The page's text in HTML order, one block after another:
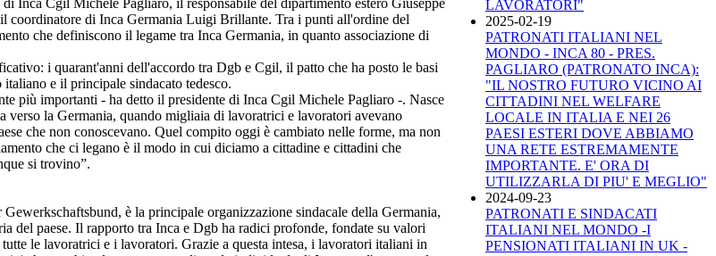
coordinatore di Inca Germania Luigi Brillante. Tra i punti all'ordine del
che definiscono il legame tra Inca Germania, in quanto associazione di
i quarant'anni dell'accordo tra Dgb e Cgil, il patto che ha posto le basi
e il principale sindacato tedesco.
più importanti - ha detto il presidente di Inca Cgil Michele Pagliaro -. Nasce
verso la Germania, quando migliaia di lavoratrici e lavoratori avevano
che non conoscevano. Quel compito oggi è cambiato nelle forme, ma non
che ci legano è il modo in cui diciamo a cittadine e cittadini che
si trovino”.
è la principale organizzazione sindacale della Germania,
del paese. Il rapporto tra Inca e Dgb ha radici profonde, fondate su valori
le lavoratrici e i lavoratori. Grazie a questa intesa, i lavoratori italiani in
LAVORATORI"
2025-02-19
PATRONATI ITALIANI NEL
MONDO - INCA 80 - PRES.
PAGLIARO (PATRONATO INCA):
"IL NOSTRO FUTURO VICINO AI
CITTADINI NEL WELFARE
LOCALE IN ITALIA E NEI 26
PAESI ESTERI DOVE ABBIAMO
UNA RETE ESTREMAMENTE
IMPORTANTE. E' ORA DI
UTILIZZARLA DI PIU' E MEGLIO"
2024-09-23
PATRONATI E SINDACATI
ITALIANI NEL MONDO -I
PENSIONATI ITALIANI IN UK -